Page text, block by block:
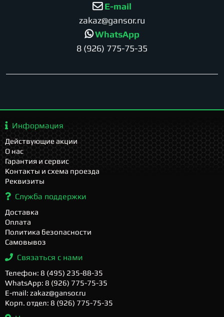
E-mail
zakaz@gansor.ru
WhatsApp
8 (926) 775-75-35
Информация
Действующие акции
О нас
Гарантия и сервис
Контакты и схема проезда
Реквизиты
Служба поддержки
Доставка
Оплата
Политика безопасности
Самовывоз
Связаться с нами
Телефон: 8 (495) 235-88-35
WhatsApp: 8 (926) 775-75-35
E-mail: zakaz@gansor.ru
Корп. отдел: 8 (926) 775-75-35